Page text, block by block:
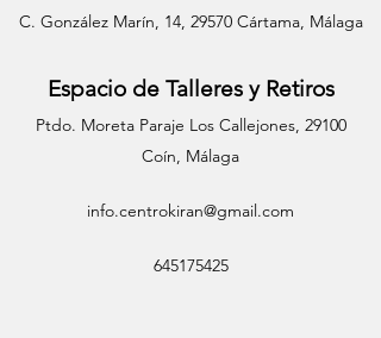
C. González Marín, 14, 29570 Cártama, Málaga
Espacio de Talleres y Retiros
Ptdo. Moreta Paraje Los Callejones, 29100
Coín, Málaga
info.centrokiran@gmail.com
645175425